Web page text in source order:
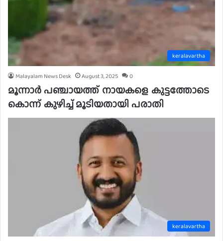
keralavartha
Malayalam News Desk August 3, 2025 0
മൂന്നാര്‍ പഞ്ചായത്ത് നായകളെ കുട്ടത്തോടെ
കൊന്ന് കുഴിച്ച് മൂടിയതായി പരാതി
keralavartha